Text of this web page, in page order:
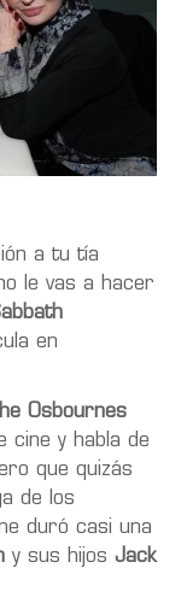
a tu tía
le vas a hacer
en
Osbournes
cine y habla de
que quizás
de los
duró casi una
y sus hijos Jack